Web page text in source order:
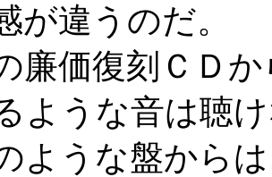
違うのだ。
廉価復刻ＣＤ
ような音は聴
ような盤から